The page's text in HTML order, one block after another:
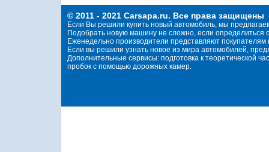
© 2011 - 2021 Carsapa.ru. Все права защищены
Если Вы решили купить новый автомобиль, мы
Подобрать новую машину не сложно, если определиться
Еженедельно производители представляют
Если вы решили узнать новое из мира автомобилей,
Дополнительные сервисы: подготовка к теоретической
пробок с помощью дорожных камер.